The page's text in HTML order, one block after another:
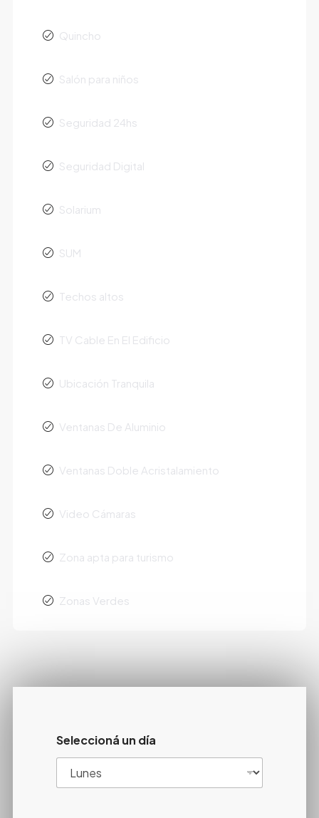
Quincho
Salón para niños
Seguridad 24hs
Seguridad Digital
Solarium
SUM
Techos altos
TV Cable En El Edificio
Ubicación Tranquila
Ventanas De Aluminio
Ventanas Doble Acristalamiento
Video Cámaras
Zona apta para turismo
Zonas Verdes
Seleccioná un día